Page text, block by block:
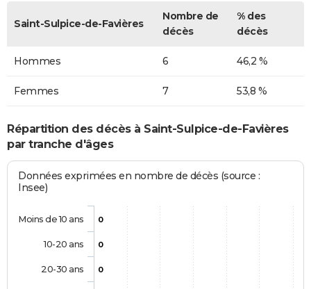
Saint-Sulpice-de-Favières
Nombre de
décès
% des
décès
Hommes 6 46,2 %
Femmes 7 53,8 %
Répartition des décès à Saint-Sulpice-de-Favières
par tranche d'âges
Données exprimées en nombre de décès (source :
Insee)
0
0
0
Moins de 10 ans
10-20 ans
20-30 ans